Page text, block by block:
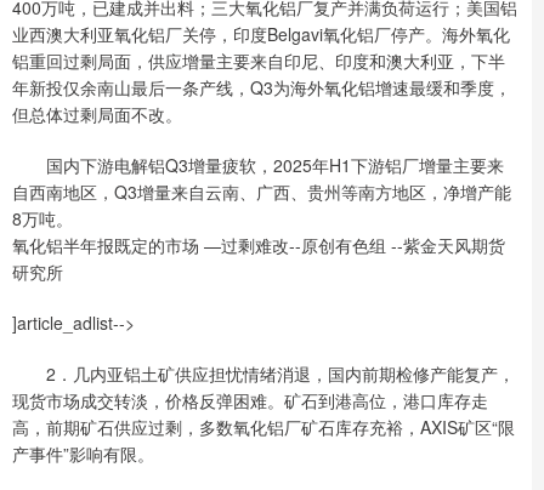
400万吨，已建成并出料；三大氧化铝厂复产并满负荷运行；美国铝
业西澳大利亚氧化铝厂关停，印度Belgavi氧化铝厂停产。海外氧化
铝重回过剩局面，供应增量主要来自印尼、印度和澳大利亚，下半
年新投仅余南山最后一条产线，Q3为海外氧化铝增速最缓和季度，
但总体过剩局面不改。
国内下游电解铝Q3增量疲软，2025年H1下游铝厂增量主要来
自西南地区，Q3增量来自云南、广西、贵州等南方地区，净增产能
8万吨。
氧化铝半年报既定的市场 —过剩难改--原创有色组 --紫金天风期货
研究所
]article_adlist-->
2．几内亚铝土矿供应担忧情绪消退，国内前期检修产能复产，
现货市场成交转淡，价格反弹困难。矿石到港高位，港口库存走
高，前期矿石供应过剩，多数氧化铝厂矿石库存充裕，AXIS矿区“限
产事件”影响有限。